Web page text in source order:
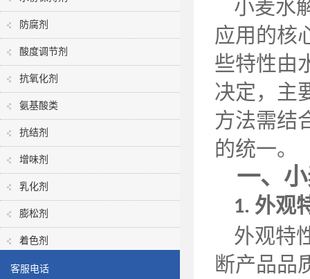
防腐剂
酸度调节剂
抗氧化剂
氨基酸类
抗结剂
增味剂
乳化剂
膨松剂
着色剂
客服电话
小麦水
应用的核
些特性由
决定，主
方法需结
的统一。
一、
1. 外观
外观特
断产品品